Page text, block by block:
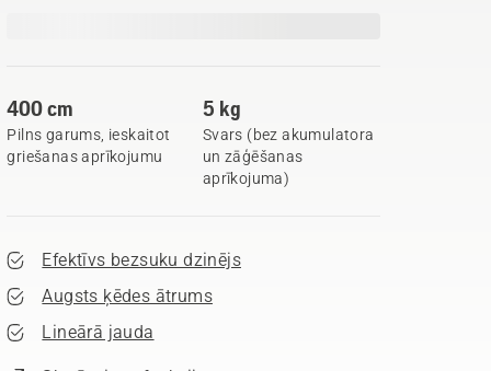
400 cm
Pilns garums, ieskaitot
griešanas aprīkojumu
5 kg
Svars (bez akumulatora
un zāģēšanas
aprīkojuma)
Efektīvs bezsuku dzinējs
Augsts ķēdes ātrums
Lineārā jauda